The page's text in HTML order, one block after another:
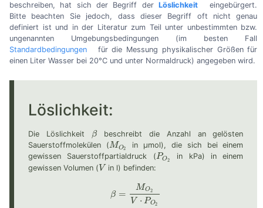
beschreiben, hat sich der Begriff derLöslichkeit
eingebürgert.
Bitte beachten Sie jedoch, dass dieser Begriff oft nicht genau
definiert ist und in der Literatur zum Teil unter unbestimmten bzw.
ungenannten Umgebungsbedingungen (im besten Fall
Standardbedingungen
für die Messung physikalischer Größen für
einen Liter Wasser bei 20°C und unter Normaldruck) angegeben wird.
Löslichkeit:
Die Löslichkeit β
β
beschreibt die Anzahl an gelösten
Sauerstoffmolekülen (MO2
MO2
in µmol), die sich bei einem
gewissen Sauerstoffpartialdruck (PO2
PO2
in kPa) in einem
gewissen Volumen (V
Vin l) befinden:
β =
MO2
V ⋅ PO2
β =M O2V⋅PO2